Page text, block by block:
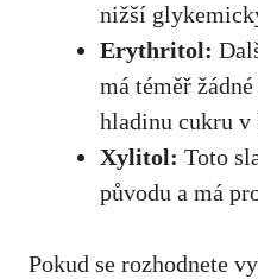
nižší
Erythritol:
má téměř
hladinu cukru
Xylitol: Toto
původu a má
Pokud se rozhodnete